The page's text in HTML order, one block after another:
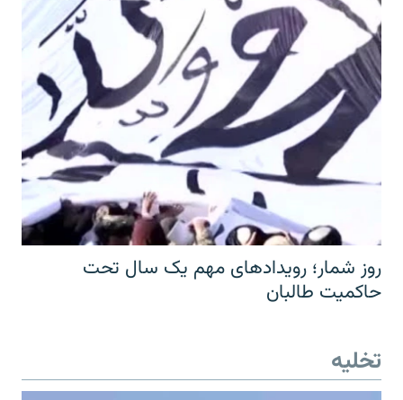
روز شمار؛ رویدادهای مهم یک سال تحت
حاکمیت طالبان
تخلیه